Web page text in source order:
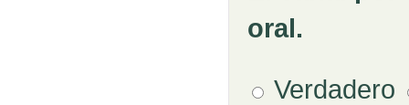
oral.
Verdadero